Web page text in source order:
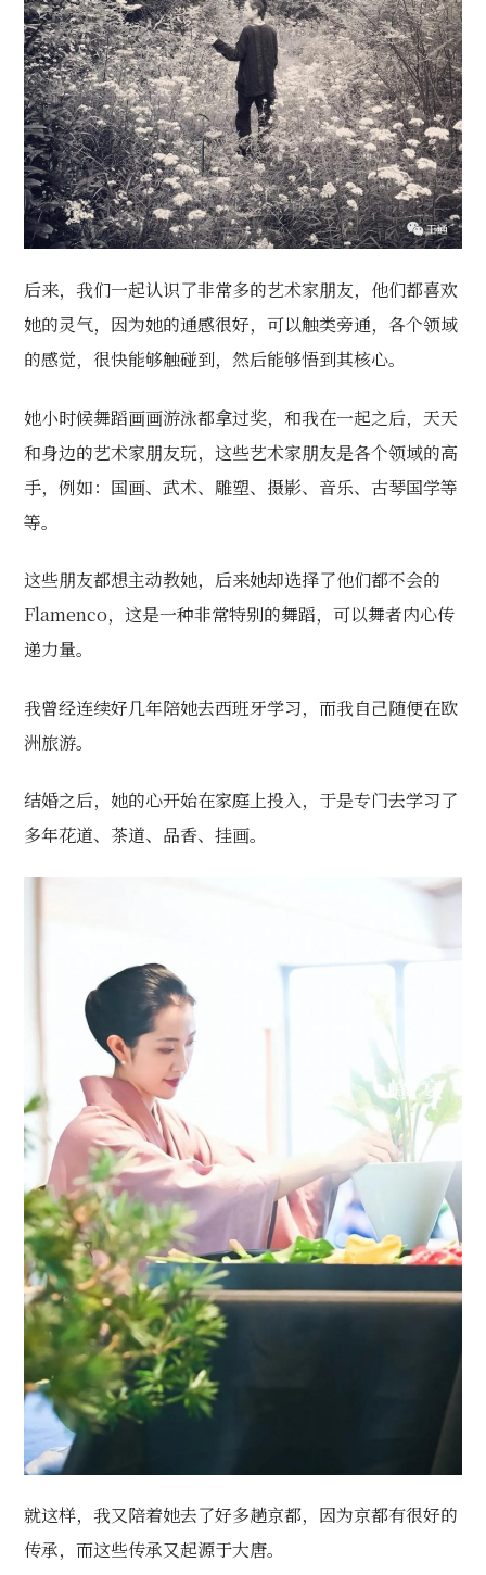
后来，我们一起认识了非常多的艺术家朋友，他们都喜欢
她的灵气，因为她的通感很好，可以触类旁通，各个领域
的感觉，很快能够触碰到，然后能够悟到其核心。
她小时候舞蹈画画游泳都拿过奖，和我在一起之后，天天
和身边的艺术家朋友玩，这些艺术家朋友是各个领域的高
手，例如：国画、武术、雕塑、摄影、音乐、古琴国学等
等。
这些朋友都想主动教她，后来她却选择了他们都不会的
Flamenco，这是一种非常特别的舞蹈，可以舞者内心传
递力量。
我曾经连续好几年陪她去西班牙学习，而我自己随便在欧
洲旅游。
结婚之后，她的心开始在家庭上投入，于是专门去学习了
多年花道、茶道、品香、挂画。
就这样，我又陪着她去了好多趟京都，因为京都有很好的
传承，而这些传承又起源于大唐。